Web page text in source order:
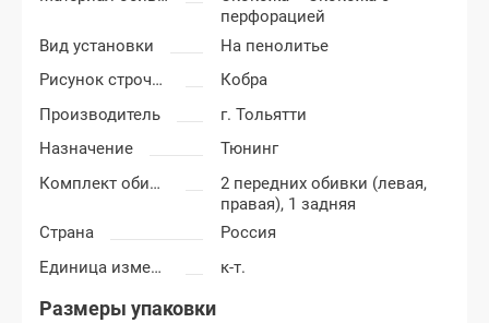
перфорацией
Вид установки
На пенолитье
Рисунок строчки
Кобра
Производитель
г. Тольятти
Назначение
Тюнинг
Комплект обивки
2 передних обивки (левая,
правая), 1 задняя
Страна
Россия
Единица измерения
к-т.
Размеры упаковки